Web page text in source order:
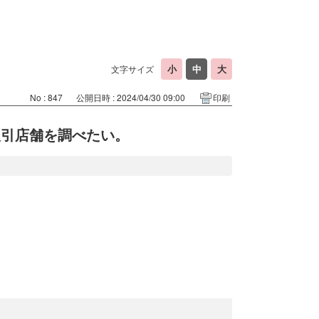
文字サイズ
No : 847 公開日時 : 2024/04/30 09:00 印刷
店舗を調べたい。